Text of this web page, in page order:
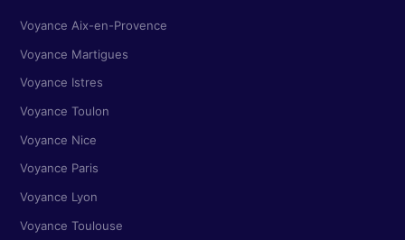
Voyance Aix-en-Provence
Voyance Martigues
Voyance Istres
Voyance Toulon
Voyance Nice
Voyance Paris
Voyance Lyon
Voyance Toulouse